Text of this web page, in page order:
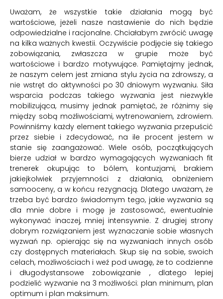
Uważam, że wszystkie takie działania mogą być
wartościowe, jeżeli nasze nastawienie do nich będzie
odpowiedzialne i racjonalne. Chciałabym zwrócić uwagę
na kilka ważnych kwestii. Oczywiście podjęcie się takiego
zobowiązania, zwłaszcza w grupie może być
wartościowe i bardzo motywujące. Pamiętajmy jednak,
że naszym celem jest zmiana stylu życia na zdrowszy, a
nie wstręt do aktywności po 30 dniowym wyzwaniu. Siła
wsparcia podczas takiego wyzwania jest niezwykle
mobilizująca, musimy jednak pamiętać, że różnimy się
między sobą możliwościami, wytrenowaniem, zdrowiem.
Powinniśmy każdy element takiego wyzwania przepuścić
przez siebie i zdecydować, na ile procent jestem w
stanie się zaangażować. Wiele osób, początkujących
bierze udział w bardzo wymagających wyzwaniach fit
trenerek okupując to bólem, kontuzjami, brakiem
jakiejkolwiek przyjemności z działania, obniżeniem
samooceny, a w końcu rezygnacją. Dlatego uważam, że
trzeba być bardzo świadomym tego, jakie wyzwania są
dla mnie dobre i mogę je zastosować, ewentualnie
wykonywać inaczej, mniej intensywnie. Z drugiej strony
dobrym rozwiązaniem jest wyznaczanie sobie własnych
wyzwań np. opierając się na wyzwaniach innych osób
czy dostępnych materiałach. Skup się na sobie, swoich
celach, możliwościach i weź pod uwagę, że to codzienne
i długodystansowe zobowiązanie , dlatego lepiej
podzielić wyzwanie na 3 możliwości: plan minimum, plan
optimum i plan maksimum.